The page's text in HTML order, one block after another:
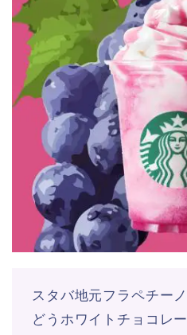
スタバ地元フラペチー
どうホワイトチョコレ